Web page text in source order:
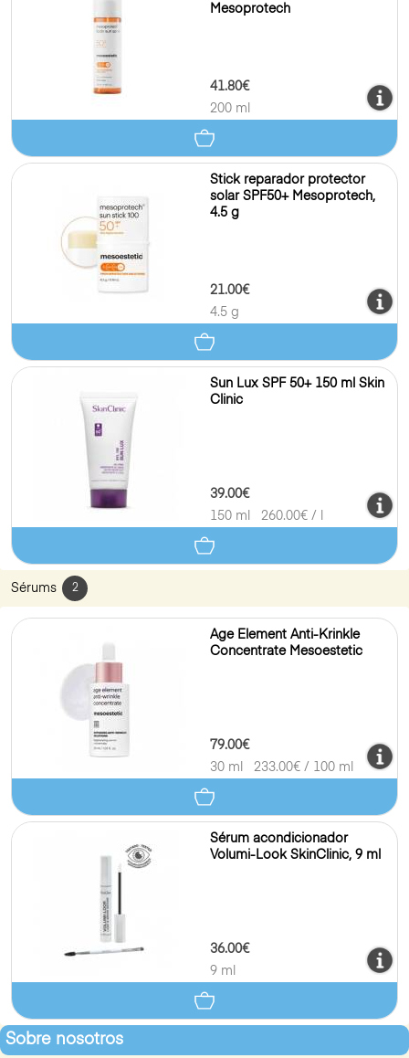
Mesoprotech
41.80€
200 ml
Stick reparador protector
solar SPF50+ Mesoprotech,
4.5 g
21.00€
4.5 g
Sun Lux SPF 50+ 150 ml Skin
Clinic
39.00€
150 ml
260.00€ / l
Sérums 2
Age Element Anti-Krinkle
Concentrate Mesoestetic
79.00€
30 ml
233.00€ / 100 ml
Sérum acondicionador
Volumi-Look SkinClinic, 9 ml
36.00€
9 ml
Sobre nosotros